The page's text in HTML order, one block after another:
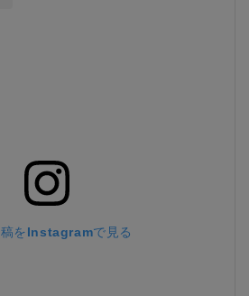
稿をInstagramで見る